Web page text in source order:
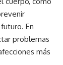
En
problemas
más